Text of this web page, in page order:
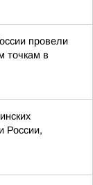
провели
точкам в
России,